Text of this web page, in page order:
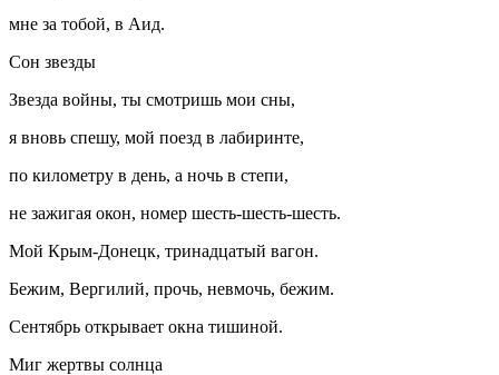
мне за тобой, в Аид.
Сон звезды
Звезда войны, ты смотришь мои сны,
я вновь спешу, мой поезд в лабиринте,
по километру в день, а ночь в степи,
не зажигая окон, номер шесть-шесть-шесть.
Мой Крым-Донецк, тринадцатый вагон.
Бежим, Вергилий, прочь, невмочь, бежим.
Сентябрь открывает окна тишиной.
Миг жертвы солнца